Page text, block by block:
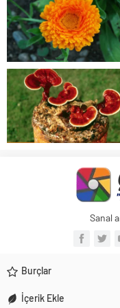
Sanal
Burçlar
İçerik Ekle